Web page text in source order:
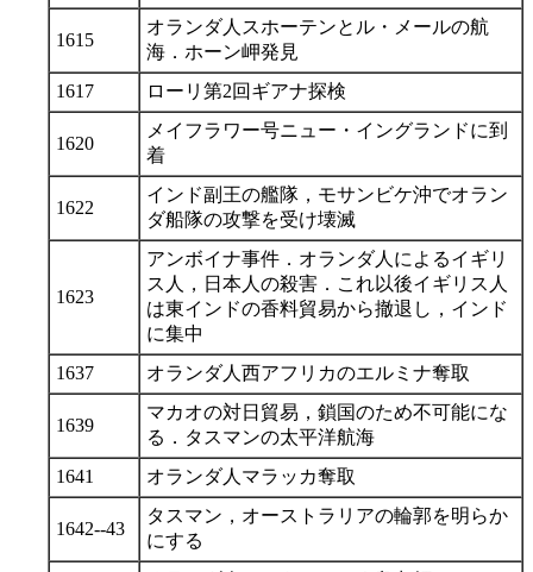
1615
オランダ人スホーテンとル・メールの航
海．ホーン岬発見
1617
ローリ第2回ギアナ探検
1620
メイフラワー号ニュー・イングランドに到
着
1622
インド副王の艦隊，モサンビケ沖でオラン
ダ船隊の攻撃を受け壊滅
1623
アンボイナ事件．オランダ人によるイギリ
ス人，日本人の殺害．これ以後イギリス人
は東インドの香料貿易から撤退し，インド
に集中
1637
オランダ人西アフリカのエルミナ奪取
1639
マカオの対日貿易，鎖国のため不可能にな
る．タスマンの太平洋航海
1641
オランダ人マラッカ奪取
1642--43
タスマン，オーストラリアの輪郭を明らか
にする